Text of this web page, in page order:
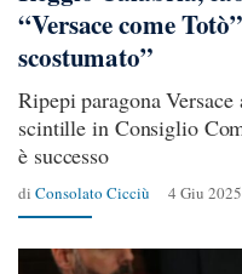
“Versace come
scostumato”
Ripepi paragona
scintille in Consiglio
è successo
di Consolato Cicciù 4 Giu